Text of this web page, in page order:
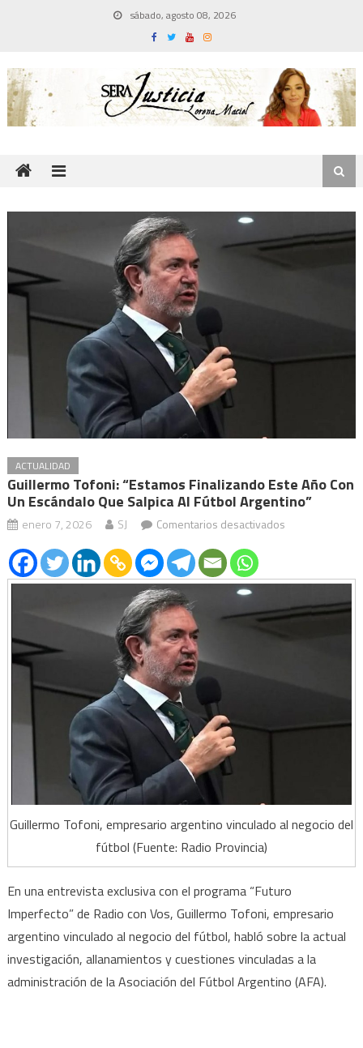
sábado, agosto 08, 2026
ACTUALIDAD
Guillermo Tofoni: “Estamos Finalizando Este Año Con
Un Escándalo Que Salpica Al Fútbol Argentino”
enero 7, 2026 SJ Comentarios desactivadosen
“Estamos
finalizando
este
año
que
argentino”
Guillermo Tofoni, empresario argentino vinculado al negocio del
fútbol (Fuente: Radio Provincia)
En una entrevista exclusiva con el programa “Futuro
Imperfecto” de Radio con Vos, Guillermo Tofoni, empresario
argentino vinculado al negocio del fútbol, habló sobre la actual
investigación, allanamientos y cuestiones vinculadas a la
administración de la Asociación del Fútbol Argentino (AFA).